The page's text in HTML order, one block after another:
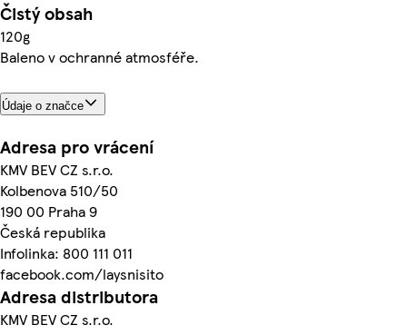
Čistý obsah
120g
Baleno v ochranné atmosféře.
Údaje o značce
Adresa pro vrácení
KMV BEV CZ s.r.o.
Kolbenova 510/50
190 00 Praha 9
Česká republika
Infolinka: 800 111 011
facebook.com/laysnisito
Adresa distributora
KMV BEV CZ s.r.o.